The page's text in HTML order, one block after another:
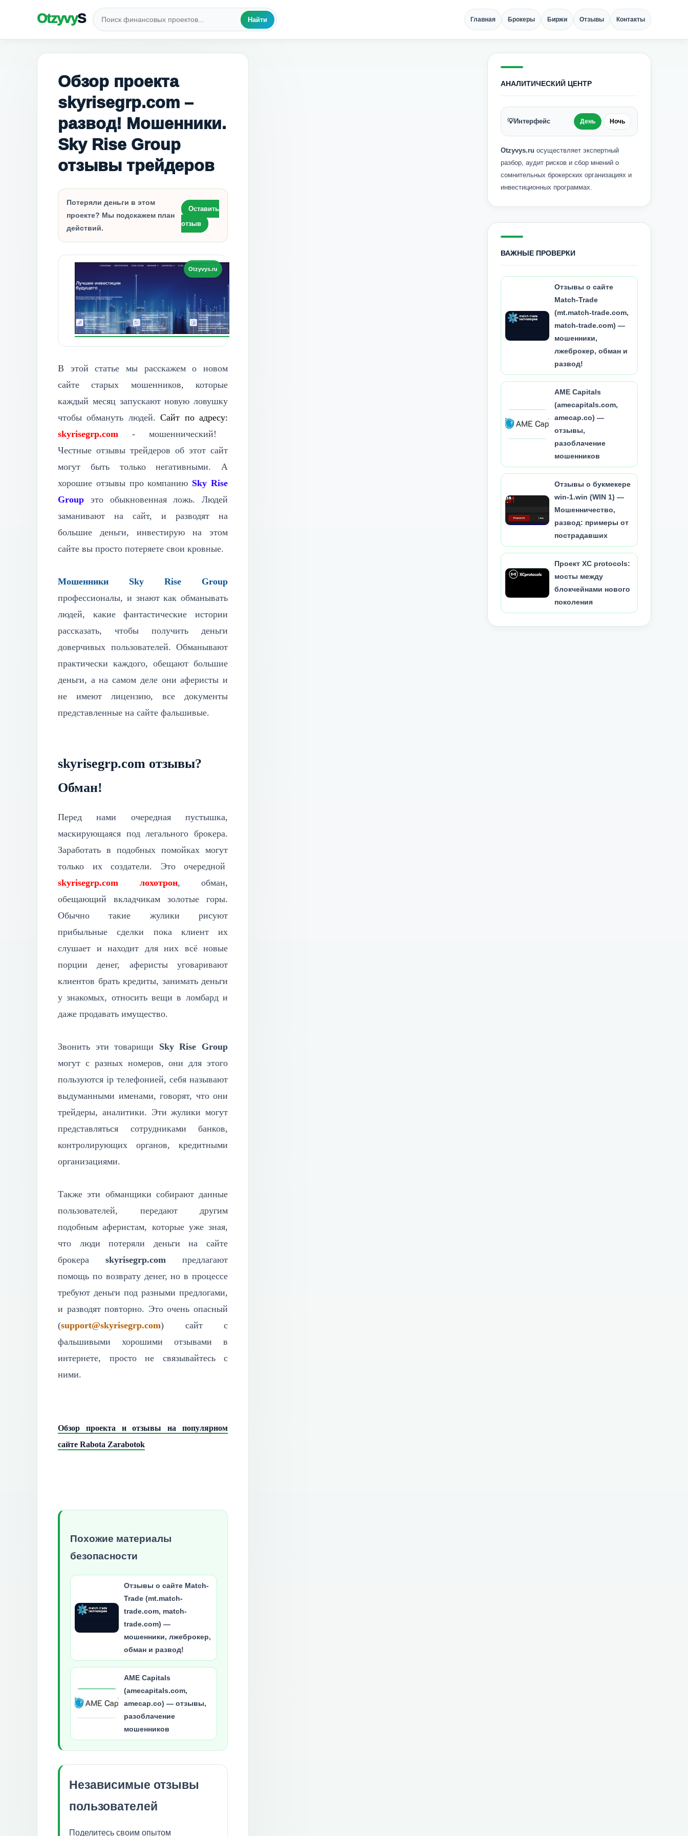
OtzyvyS Найти Главная Брокеры Биржи Отзывы Контакты
Обзор проекта
skyrisegrp.com –
развод! Мошенники.
Sky Rise Group
отзывы трейдеров
Потеряли деньги в этом
проекте? Мы подскажем план
действий.
Оставить
отзыв
В этой статье мы расскажем о новом
сайте старых мошенников, которые
каждый месяц запускают новую ловушку
чтобы обмануть людей. Сайт по адресу:
skyrisegrp.com - мошеннический!
Честные отзывы трейдеров об этот сайт
могут быть только негативными. А
хорошие отзывы про компанию Sky Rise
Group это обыкновенная ложь. Людей
заманивают на сайт, и разводят на
большие деньги, инвестирую на этом
сайте вы просто потеряете свои кровные.
Мошенники Sky Rise Group
профессионалы, и знают как обманывать
людей, какие фантастические истории
рассказать, чтобы получить деньги
доверчивых пользователей. Обманывают
практически каждого, обещают большие
деньги, а на самом деле они аферисты и
не имеют лицензию, все документы
представленные на сайте фальшивые.
skyrisegrp.com отзывы?
Обман!
Перед нами очередная пустышка,
маскирующаяся под легального брокера.
Заработать в подобных помойках могут
только их создатели. Это очередной
skyrisegrp.com лохотрон, обман,
обещающий вкладчикам золотые горы.
Обычно такие жулики рисуют
прибыльные сделки пока клиент их
слушает и находит для них всё новые
порции денег, аферисты уговаривают
клиентов брать кредиты, занимать деньги
у знакомых, относить вещи в ломбард и
даже продавать имущество.
Звонить эти товарищи Sky Rise Group
могут с разных номеров, они для этого
пользуются ip телефонией, себя называют
выдуманными именами, говорят, что они
трейдеры, аналитики. Эти жулики могут
представляться сотрудниками банков,
контролирующих органов, кредитными
организациями.
Также эти обманщики собирают данные
пользователей, передают другим
подобным аферистам, которые уже зная,
что люди потеряли деньги на сайте
брокера skyrisegrp.com предлагают
помощь по возврату денег, но в процессе
требуют деньги под разными предлогами,
и разводят повторно. Это очень опасный
(support@skyrisegrp.com) сайт с
фальшивыми хорошими отзывами в
интернете, просто не связывайтесь с
ними.
Обзор проекта и отзывы на популярном
сайте Rabota Zarabotok
Похожие материалы
безопасности
Отзывы о сайте Match-
Trade (mt.match-
trade.com, match-
trade.com) —
мошенники, лжеброкер,
обман и развод!
AME Capitals
(amecapitals.com,
amecap.co) — отзывы,
разоблачение
мошенников
Независимые отзывы
пользователей
Поделитесь своим опытом
АНАЛИТИЧЕСКИЙ ЦЕНТР
💡Интерфейс День Ночь
Otzyvys.ru осуществляет экспертный
разбор, аудит рисков и сбор мнений о
сомнительных брокерских организациях и
инвестиционных программах.
ВАЖНЫЕ ПРОВЕРКИ
Отзывы о сайте
Match-Trade
(mt.match-trade.com,
match-trade.com) —
мошенники,
лжеброкер, обман и
развод!
AME Capitals
(amecapitals.com,
amecap.co) —
отзывы,
разоблачение
мошенников
Отзывы о букмекере
win-1.win (WIN 1) —
Мошенничество,
развод: примеры от
пострадавших
Проект XC protocols:
мосты между
блокчейнами нового
поколения